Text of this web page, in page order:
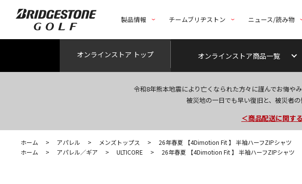
製品情報 チームブリヂストン ニュース/読み物
オンラインストア トップ オンラインストア商品一覧
令和8年熊本地震により亡くなられた方々に謹んでお悔や
被災地の一日でも早い復旧と、被災者
今なら新規会員登
＜商品配送に関す
＜夏季休暇中のご
ホーム > アパレル > メンズトップス >
26年春夏 【4Dimotion Fit 】 半袖ハーフZIPシャツ
ホーム
> アパレル／ギア > ULTICORE > 26年春夏 【4Dimotion Fit 】 半袖ハーフZIPシャツ